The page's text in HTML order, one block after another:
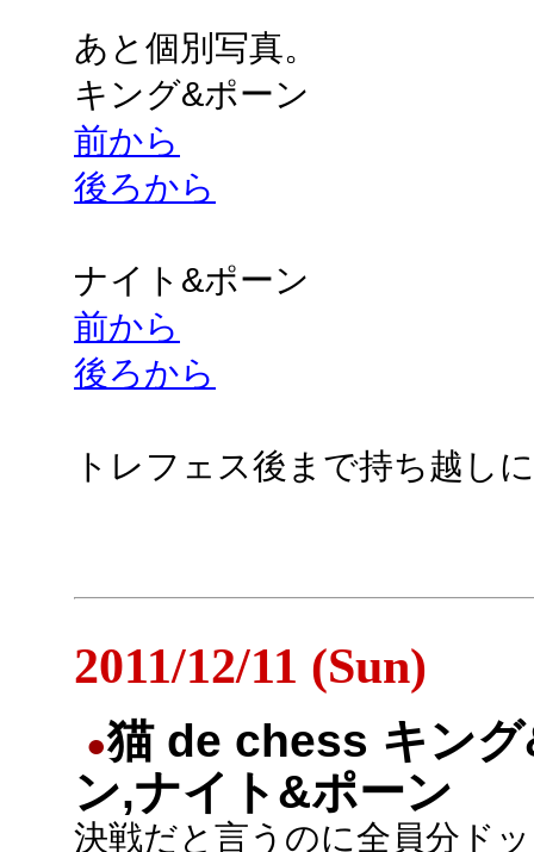
あと個別写真。
キング&ポーン
前から
後ろから
ナイト&ポーン
前から
後ろから
トレフェス後まで持ち越し
2011/12/11 (Sun)
●猫 de chess キン
ン,ナイト&ポーン
決戦だと言うのに全員分ド